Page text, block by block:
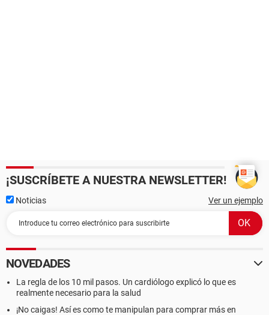
¡SUSCRÍBETE A NUESTRA NEWSLETTER!
Noticias Ver un ejemplo
NOVEDADES
La regla de los 10 mil pasos. Un cardiólogo explicó lo que es
realmente necesario para la salud
¡No caigas! Así es como te manipulan para comprar más en